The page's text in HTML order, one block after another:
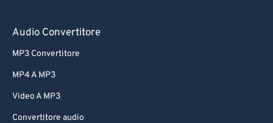
Audio Convertitore
MP3 Convertitore
MP4 A MP3
Video A MP3
Convertitore audio